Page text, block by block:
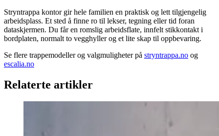
Stryntrappa kontor gir hele familien en praktisk og lett tilgjengelig
arbeidsplass. Et sted å finne ro til lekser, tegning eller tid foran
dataskjermen. Du får en romslig arbeidsflate, innfelt stikkontakt i
bordplaten, normalt to vegghyller og et lite skap til oppbevaring.
Se flere trappemodeller og valgmuligheter på stryntrappa.no og
escalia.no
Relaterte artikler